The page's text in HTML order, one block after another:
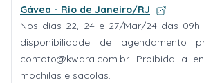
Gávea - Rio de Janeiro/RJ
Nos dias 22, 24 e 27/Mar/24 das 09h
disponibilidade de agendamento
contato@kwara.com.br. Proibida a
mochilas e sacolas.